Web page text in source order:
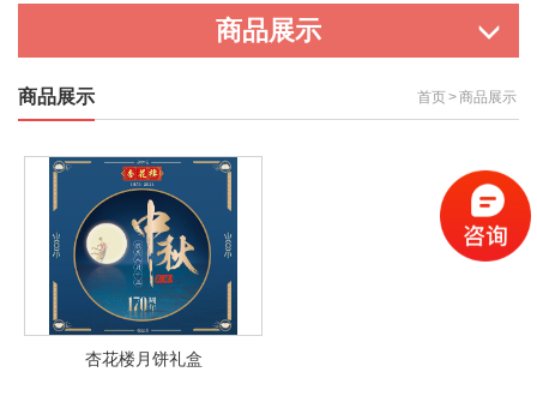
商品展示
商品展示 首页>商品展示
杏花楼月饼礼盒